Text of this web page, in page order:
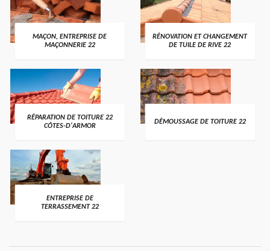
MAÇON, ENTREPRISE DE
MAÇONNERIE 22
RÉNOVATION ET CHANGEMENT
DE TUILE DE RIVE 22
RÉPARATION DE TOITURE 22
CÔTES-D'ARMOR
DÉMOUSSAGE DE TOITURE 22
ENTREPRISE DE
TERRASSEMENT 22